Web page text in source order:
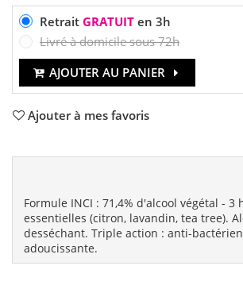
Retrait GRATUITen 3h
Livré à domicile sous 72h
AJOUTER AU PANIER
Ajouter à mes favoris
Formule INCI : 71,4% d'alcool végétal - 3
essentielles (citron, lavandin, tea tree).
desséchant. Triple action : anti-
adoucissante.